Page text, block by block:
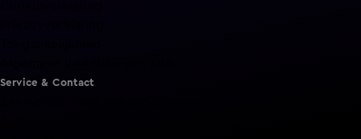
Service & Contact